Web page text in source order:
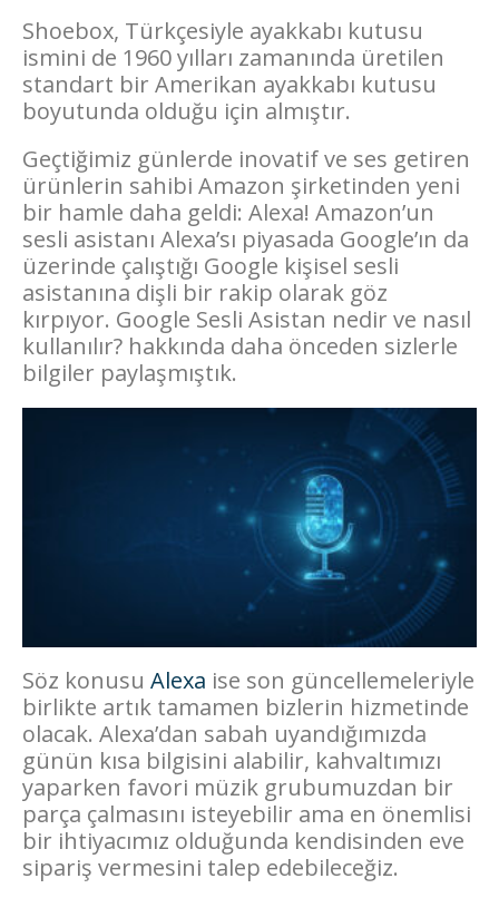
Shoebox, Türkçesiyle ayakkabı kutusu
ismini de 1960 yılları zamanında üretilen
standart bir Amerikan ayakkabı kutusu
boyutunda olduğu için almıştır.
Geçtiğimiz günlerde inovatif ve ses getiren
ürünlerin sahibi Amazon şirketinden yeni
bir hamle daha geldi: Alexa! Amazon’un
sesli asistanı Alexa’sı piyasada Google’ın da
üzerinde çalıştığı Google kişisel sesli
asistanına dişli bir rakip olarak göz
kırpıyor. Google Sesli Asistan nedir ve nasıl
kullanılır? hakkında daha önceden sizlerle
bilgiler paylaşmıştık.
Söz konusu Alexa ise son güncellemeleriyle
birlikte artık tamamen bizlerin hizmetinde
olacak. Alexa’dan sabah uyandığımızda
günün kısa bilgisini alabilir, kahvaltımızı
yaparken favori müzik grubumuzdan bir
parça çalmasını isteyebilir ama en önemlisi
bir ihtiyacımız olduğunda kendisinden eve
sipariş vermesini talep edebileceğiz.